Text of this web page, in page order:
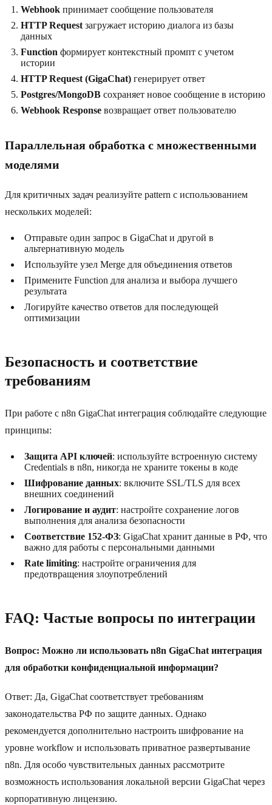
Webhook принимает сообщение пользователя
HTTP Request загружает историю диалога из базы
данных
Function формирует контекстный промпт с учетом
истории
HTTP Request (GigaChat) генерирует ответ
Postgres/MongoDB сохраняет новое сообщение в историю
Webhook Response возвращает ответ пользователю
Параллельная обработка с множественными
моделями
Для критичных задач реализуйте pattern с использованием
нескольких моделей:
Отправьте один запрос в GigaChat и другой в
альтернативную модель
Используйте узел Merge для объединения ответов
Примените Function для анализа и выбора лучшего
результата
Логируйте качество ответов для последующей
оптимизации
Безопасность и соответствие
требованиям
При работе с n8n GigaChat интеграция соблюдайте следующие
принципы:
Защита API ключей: используйте встроенную систему
Credentials в n8n, никогда не храните токены в коде
Шифрование данных: включите SSL/TLS для всех
внешних соединений
Логирование и аудит: настройте сохранение логов
выполнения для анализа безопасности
Соответствие 152-ФЗ: GigaChat хранит данные в РФ, что
важно для работы с персональными данными
Rate limiting: настройте ограничения для
предотвращения злоупотреблений
FAQ: Частые вопросы по интеграции
Вопрос: Можно ли использовать n8n GigaChat интеграция
для обработки конфиденциальной информации?
Ответ: Да, GigaChat соответствует требованиям
законодательства РФ по защите данных. Однако
рекомендуется дополнительно настроить шифрование на
уровне workflow и использовать приватное развертывание
n8n. Для особо чувствительных данных рассмотрите
возможность использования локальной версии GigaChat через
корпоративную лицензию.